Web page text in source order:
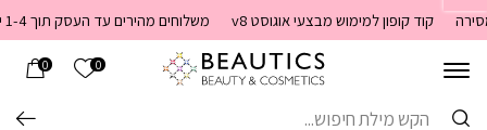
Skip to Content
קוד קופון למימוש מבצעי אוגוסט v8 משלוחים מהירים עד העסק תוך 1-4 ימי עסקים. משלוחים חינם מעל 399 שקלים חדש באתר! ניתן לשלם במזומן לשליח בעת המסירה
0 הרשימה
0
חיפוש
בחזרה למעלה